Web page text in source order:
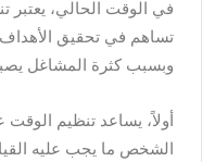
في الوقت الحالي، يعتبر
تساهم في تحقيق
وبسبب كثرة المشاغل
أولاً، يساعد تنظيم الوقت
الشخص ما يجب عليه